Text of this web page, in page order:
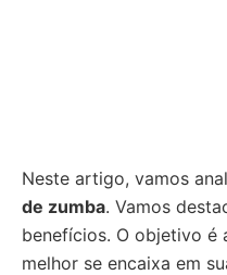
Neste artigo, vamos
de zumba. Vamos
benefícios. O objetivo é
melhor se encaixa em